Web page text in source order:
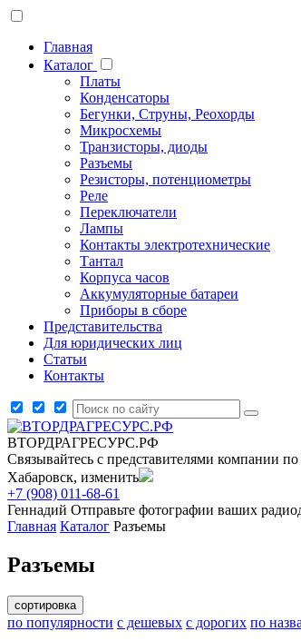
Главная
Каталог
Платы
Конденсаторы
Бегунки, Струны, Реохорды
Микросхемы
Транзисторы, диоды
Разъемы
Резисторы, потенциометры
Реле
Переключатели
Лампы
Контакты электротехнические
Тантал
Корпуса часов
Аккумуляторные батареи
Приборы в сборе
Представительства
Для юридических лиц
Статьи
Контакты
ВТОРДРАГРЕСУРС.РФ
Связывайтесь с представителями компании
Хабаровск, изменить
+7 (908) 011-68-61
Геннадий Отправьте фотографии ваших
Главная Каталог Разъемы
Разъемы
сортировка
по популярности с дешевых с дорогих по